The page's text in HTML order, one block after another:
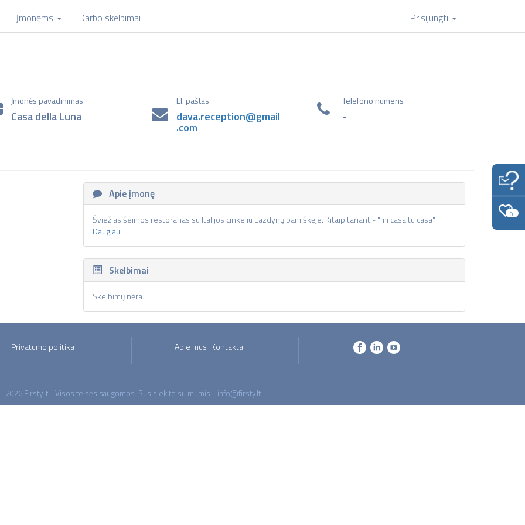
Įmonėms Darbo skelbimai Prisijungti
Įmonės pavadinimas
Casa della Luna
El. paštas
dava.reception@gmail
.com
Telefono numeris
-
Apie įmonę
Šviežias šeimos restoranas su Italijos cinkeliu Lazdynų pamiškėje. Kitaip tariant - "mi casa tu casa"
Daugiau
Skelbimai
Skelbimų nėra.
0
Privatumo politika Apie mus Kontaktai
2026 Firsty.lt - Visos teisės saugomos. Susisiekite su mumis - info@firsty.lt